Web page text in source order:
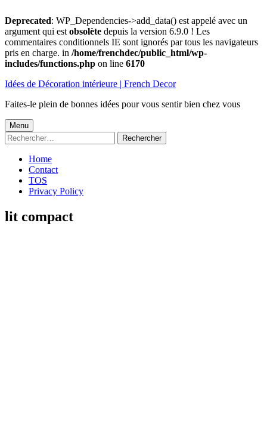
Deprecated: WP_Dependencies->add_data() est appelé avec un
argument qui est obsolète depuis la version 6.9.0 ! Les
commentaires conditionnels IE sont ignorés par tous les navigateurs
pris en charge. in /home/frenchdec/public_html/wp-
includes/functions.php on line 6170
au
Idées de Décoration intérieure | French Decor
Faites-le plein de bonnes idées pour vous sentir bien chez vous
Menu
principal
Menu
Rechercher :
Home
Contact
TOS
Privacy Policy
lit compact